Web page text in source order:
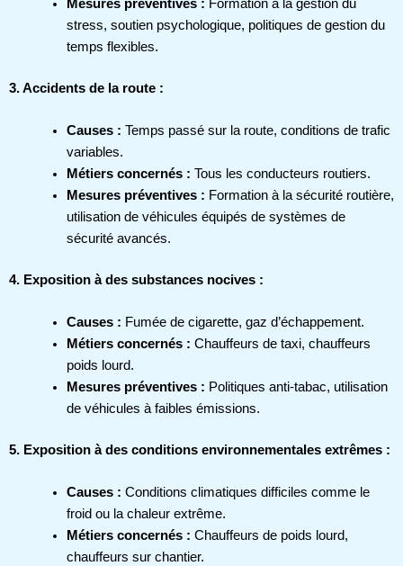
Mesures préventives : Formation à la gestion du
stress, soutien psychologique, politiques de gestion du
temps flexibles.
3. Accidents de la route :
Causes : Temps passé sur la route, conditions de trafic
variables.
Métiers concernés : Tous les conducteurs routiers.
Mesures préventives : Formation à la sécurité routière,
utilisation de véhicules équipés de systèmes de
sécurité avancés.
4. Exposition à des substances nocives :
Causes : Fumée de cigarette, gaz d’échappement.
Métiers concernés : Chauffeurs de taxi, chauffeurs
poids lourd.
Mesures préventives : Politiques anti-tabac, utilisation
de véhicules à faibles émissions.
5. Exposition à des conditions environnementales extrêmes :
Causes : Conditions climatiques difficiles comme le
froid ou la chaleur extrême.
Métiers concernés : Chauffeurs de poids lourd,
chauffeurs sur chantier.